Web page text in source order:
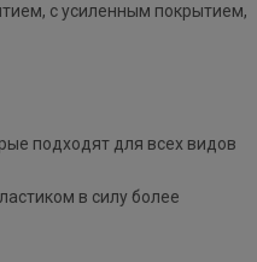
с усиленным покрытием,
подходят для всех видов
в силу более